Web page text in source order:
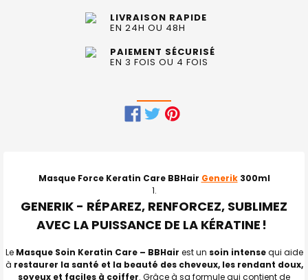
LIVRAISON RAPIDE
EN 24H OU 48H
PAIEMENT SÉCURISÉ
EN 3 FOIS OU 4 FOIS
ENSEMBLE
TOUT
SELECTIONNER
J'AJOUTE
LA
SÉLECTION
Masque Force Keratin Care BBHair Generik300ml
GENERIK - RÉPAREZ, RENFORCEZ, SUBLIMEZ
AVEC LA PUISSANCE DE LA KÉRATINE !
Le Masque Soin Keratin Care – BBHair est un soin intense qui aide
à restaurer la santé et la beauté descheveux, les rendant doux,
soyeux et faciles à coiffer. Grâce à sa formule qui contient de